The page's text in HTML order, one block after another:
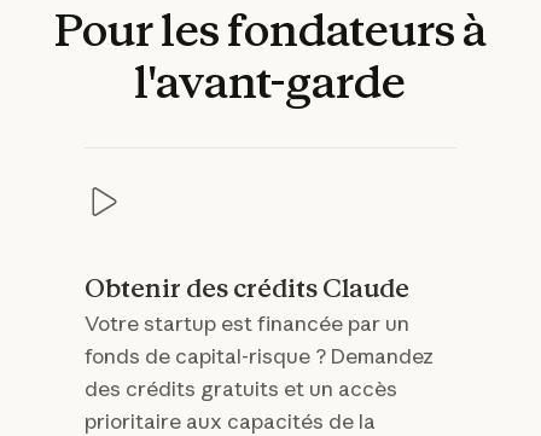
Pourlesfondateursà
l'avant-garde
Obtenir des crédits Claude
Votre startup est financée par un
fonds de capital-risque ? Demandez
des crédits gratuits et un accès
prioritaire aux capacités de la